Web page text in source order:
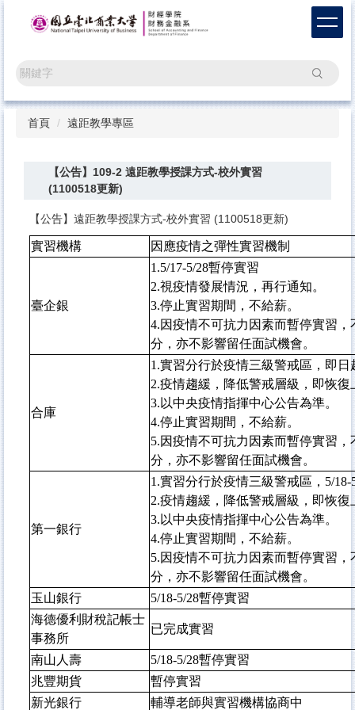
區
搜尋
首頁 遠距教學專區
【公告】109-2 遠距教學授課方式-校外實習
(1100518更新)
【公告】遠距教學授課方式-校外實習 (1100518更新)
實習機構 因應疫情之彈性實習機制
臺企銀
1.5/17-5/28暫停實習
2.視疫情發展情況，再行通知。
3.停止實習期間，不給薪。
4.因疫情不可抗力因素而暫停實習
分，亦不影響留任面試機會。
合庫
1.實習分行於疫情三級警戒區，即日
2.疫情趨緩，降低警戒層級，即恢復
3.以中央疫情指揮中心公告為準。
4.停止實習期間，不給薪。
5.因疫情不可抗力因素而暫停實習
分，亦不影響留任面試機會。
第一銀行
1.實習分行於疫情三級警戒區，5/18-
2.疫情趨緩，降低警戒層級，即恢復
3.以中央疫情指揮中心公告為準。
4.停止實習期間，不給薪。
5.因疫情不可抗力因素而暫停實習
分，亦不影響留任面試機會。
玉山銀行
5/18-5/28暫停實習
海德優利財稅記帳士
事務所
已完成實習
南山人壽
5/18-5/28暫停實習
兆豐期貨
暫停實習
新光銀行
輔導老師與實習機構協商中